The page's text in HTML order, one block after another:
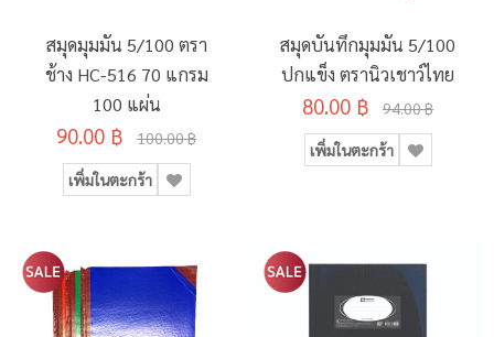
สมุดมุมมัน 5/100 ตรา
ช้าง HC-516 70 แกรม
100 แผ่น
90.00 ฿ 100.00 ฿
เพิ่มในตะกร้า
สมุดบันทึกมุมมัน 5/100
ปกแข็ง ตรานิวเชาว์ไทย
80.00 ฿ 94.00 ฿
เพิ่มในตะกร้า